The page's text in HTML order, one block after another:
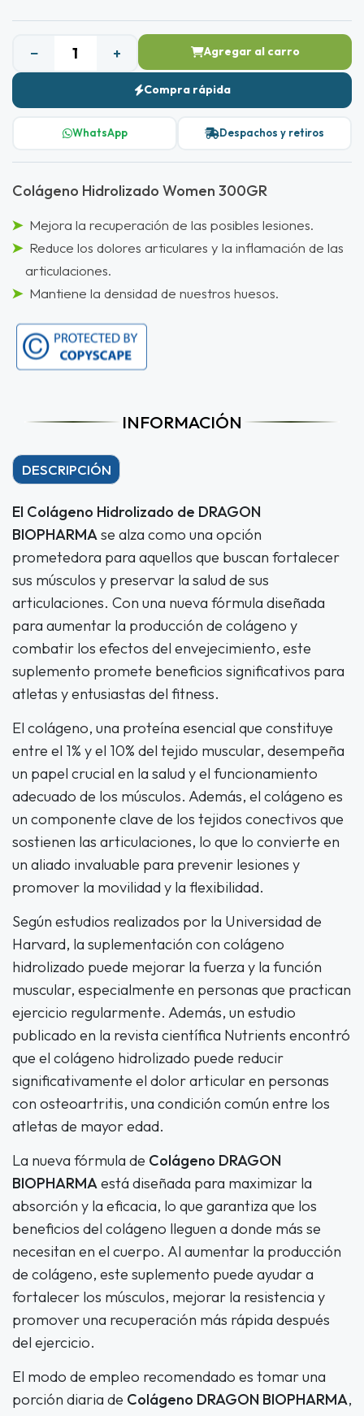
− + Agregar al carro
Compra rápida
WhatsApp Despachos y retiros
Colágeno Hidrolizado Women 300GR
Mejora la recuperación de las posibles lesiones.
Reduce los dolores articulares y la inflamación de las
articulaciones.
Mantiene la densidad de nuestros huesos.
INFORMACIÓN
El Colágeno Hidrolizado de DRAGON
BIOPHARMAse alza como una opción
prometedora para aquellos que buscan fortalecer
sus músculos y preservar la salud de sus
articulaciones. Con una nueva fórmula diseñada
para aumentar la producción de colágeno y
combatir los efectos del envejecimiento, este
suplemento promete beneficios significativos para
atletas y entusiastas del fitness.
El colágeno, una proteína esencial que constituye
entre el 1% y el 10% del tejido muscular, desempeña
un papel crucial en la salud y el funcionamiento
adecuado de los músculos. Además, el colágeno es
un componente clave de los tejidos conectivos que
sostienen las articulaciones, lo que lo convierte en
un aliado invaluable para prevenir lesiones y
promover la movilidad y la flexibilidad.
Según estudios realizados por la Universidad de
Harvard, la suplementación con colágeno
hidrolizado puede mejorar la fuerza y la función
muscular, especialmente en personas que practican
ejercicio regularmente. Además, un estudio
publicado en la revista científica Nutrients encontró
que el colágeno hidrolizado puede reducir
significativamente el dolor articular en personas
con osteoartritis, una condición común entre los
atletas de mayor edad.
La nueva fórmula de Colágeno DRAGON
BIOPHARMAestá diseñada para maximizar la
absorción y la eficacia, lo que garantiza que los
beneficios del colágeno lleguen a donde más se
necesitan en el cuerpo. Al aumentar la producción
de colágeno, este suplemento puede ayudar a
fortalecer los músculos, mejorar la resistencia y
promover una recuperación más rápida después
del ejercicio.
El modo de empleo recomendado es tomar una
porción diaria de Colágeno DRAGON BIOPHARMA,
DESCRIPCIÓN